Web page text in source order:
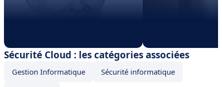
Sécurité Cloud : les catégories associées
Gestion Informatique Sécurité informatique